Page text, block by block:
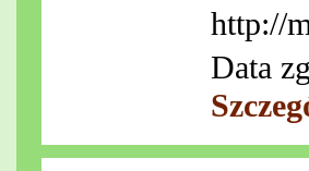
http://
Data